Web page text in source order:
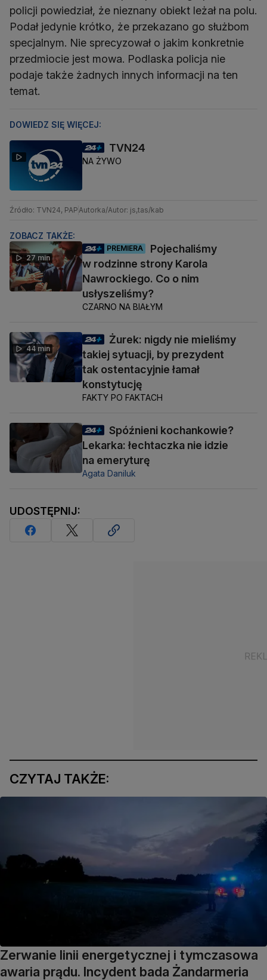
policji powiedział, że nieznany obiekt leżał na polu.
Podał jedynie krótko, że przekazano go służbom
specjalnym. Nie sprecyzował o jakim konkretnie
przedmiocie jest mowa. Podlaska policja nie
podaje także żadnych innych informacji na ten
temat.
DOWIEDZ SIĘ WIĘCEJ:
TVN24
NA ŻYWO
Źródło: TVN24, PAP Autorka/Autor: js,tas/kab
ZOBACZ TAKŻE:
27 min
PREMIERA
Pojechaliśmy
w rodzinne strony Karola
Nawrockiego. Co o nim
usłyszeliśmy?
CZARNO NA BIAŁYM
44 min
Żurek: nigdy nie mieliśmy
takiej sytuacji, by prezydent
tak ostentacyjnie łamał
konstytucję
FAKTY PO FAKTACH
Spóźnieni kochankowie?
Lekarka: łechtaczka nie idzie
na emeryturę
Agata Daniluk
UDOSTĘPNIJ:
CZYTAJ TAKŻE:
Zerwanie linii energetycznej i tymczasowa
awaria prądu. Incydent bada Żandarmeria